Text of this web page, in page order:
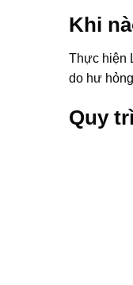
Khi
Thực hiện
do hư
Quy